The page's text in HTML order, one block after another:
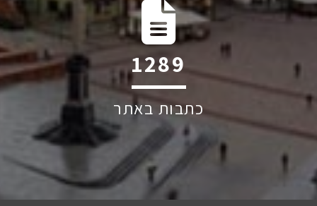
1939
כתבות באתר